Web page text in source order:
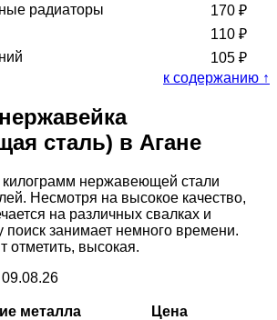
радиаторы
170 ₽
110 ₽
105 ₽
к содержанию ↑
сталь) в Агане
нержавеющей стали
Несмотря на высокое качество,
на различных свалках и
поиск занимает немного времени.
отметить, высокая.
металла
Цена